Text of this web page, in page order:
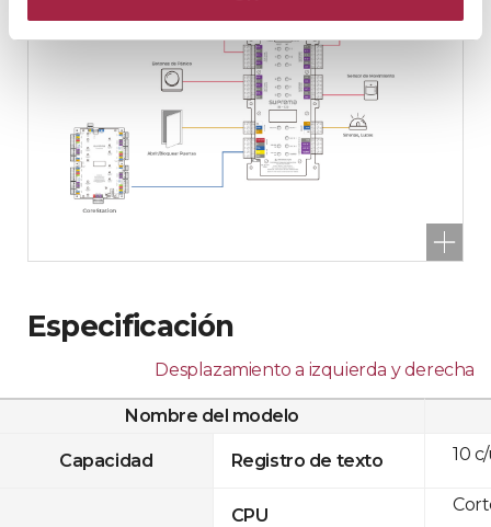
Especificación
Desplazamiento a izquierda y derecha
Nombre del modelo
Capacidad Registro de texto
CPU
10